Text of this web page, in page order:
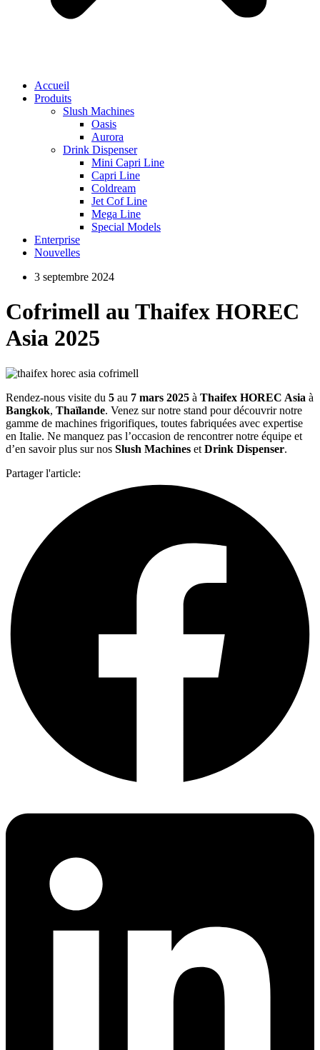
Accueil
Produits
Slush Machines
Oasis
Aurora
Drink Dispenser
Mini Capri Line
Capri Line
Coldream
Jet Cof Line
Mega Line
Special Models
Enterprise
Nouvelles
3 septembre 2024
Cofrimell au Thaifex HOREC
Asia 2025
Rendez-nous visite du 5 au 7 mars 2025 à Thaifex HOREC Asia à
Bangkok, Thaïlande. Venez sur notre stand pour découvrir notre
gamme de machines frigorifiques, toutes fabriquées avec expertise
en Italie. Ne manquez pas l’occasion de rencontrer notre équipe et
d’en savoir plus sur nos Slush Machines et Drink Dispenser.
Partager l'article: